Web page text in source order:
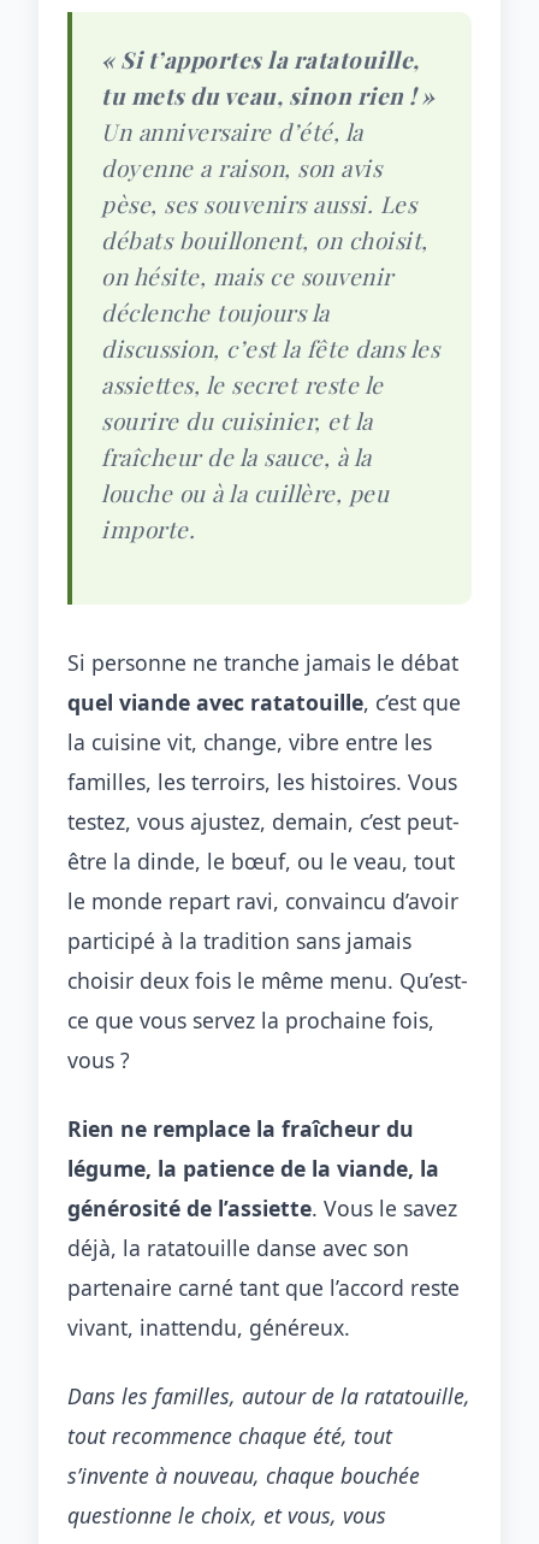
« Si t’apportes la ratatouille,
tu mets du veau, sinon rien ! »
Un anniversaire d’été, la
doyenne a raison, son avis
pèse, ses souvenirs aussi. Les
débats bouillonent, on choisit,
on hésite, mais ce souvenir
déclenche toujours la
discussion, c’est la fête dans les
assiettes, le secret reste le
sourire du cuisinier, et la
fraîcheur de la sauce, à la
louche ou à la cuillère, peu
importe.
Si personne ne tranche jamais le débat
quel viande avec ratatouille, c’est que
la cuisine vit, change, vibre entre les
familles, les terroirs, les histoires. Vous
testez, vous ajustez, demain, c’est peut-
être la dinde, le bœuf, ou le veau, tout
le monde repart ravi, convaincu d’avoir
participé à la tradition sans jamais
choisir deux fois le même menu. Qu’est-
ce que vous servez la prochaine fois,
vous ?
Rien ne remplace la fraîcheur du
légume, la patience de la viande, la
générosité de l’assiette. Vous le savez
déjà, la ratatouille danse avec son
partenaire carné tant que l’accord reste
vivant, inattendu, généreux.
Dans les familles, autour de la ratatouille,
tout recommence chaque été, tout
s’invente à nouveau, chaque bouchée
questionne le choix, et vous, vous